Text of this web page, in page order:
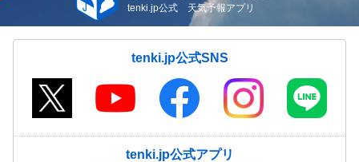
tenki.jp公式 天気予報アプリ
tenki.jp公式SNS
tenki.jp公式アプリ